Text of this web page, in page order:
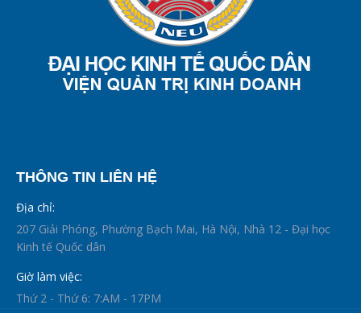
THÔNG TIN LIÊN HỆ
Địa chỉ:
207 Giải Phóng, Phường Bạch Mai, Hà Nội, Nhà 12 - Đại học
Kinh tế Quốc dân
Giờ làm việc:
Thứ 2 - Thứ 6: 7:AM - 17PM